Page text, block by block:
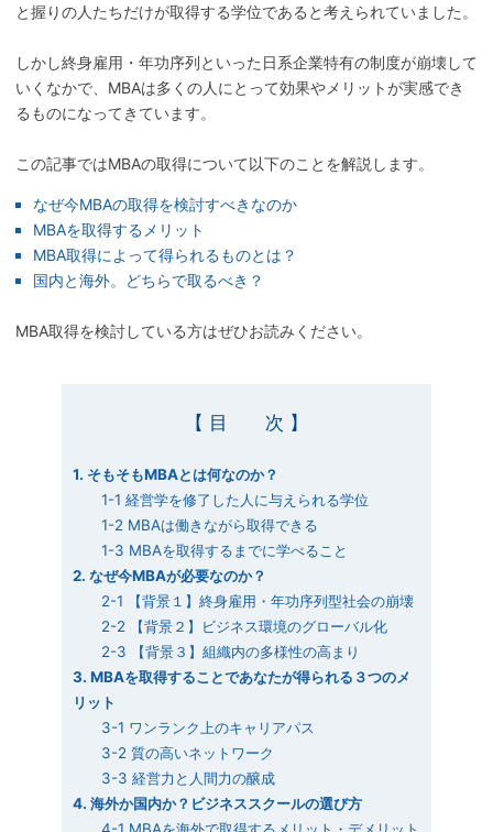
と握りの人たちだけが取得する学位であると考えられていました。
しかし終身雇用・年功序列といった日系企業特有の制度が崩壊して
いくなかで、MBAは多くの人にとって効果やメリットが実感でき
るものになってきています。
この記事ではMBAの取得について以下のことを解説します。
なぜ今MBAの取得を検討すべきなのか
MBAを取得するメリット
MBA取得によって得られるものとは？
国内と海外。どちらで取るべき？
MBA取得を検討している方はぜひお読みください。
【 目 次 】
1. そもそもMBAとは何なのか？
1-1 経営学を修了した人に与えられる学位
1-2 MBAは働きながら取得できる
1-3 MBAを取得するまでに学べること
2. なぜ今MBAが必要なのか？
2-1 【背景１】終身雇用・年功序列型社会の崩壊
2-2 【背景２】ビジネス環境のグローバル化
2-3 【背景３】組織内の多様性の高まり
3. MBAを取得することであなたが得られる３つのメ
リット
3-1 ワンランク上のキャリアパス
3-2 質の高いネットワーク
3-3 経営力と人間力の醸成
4. 海外か国内か？ビジネススクールの選び方
4-1 MBAを海外で取得するメリット・デメリット